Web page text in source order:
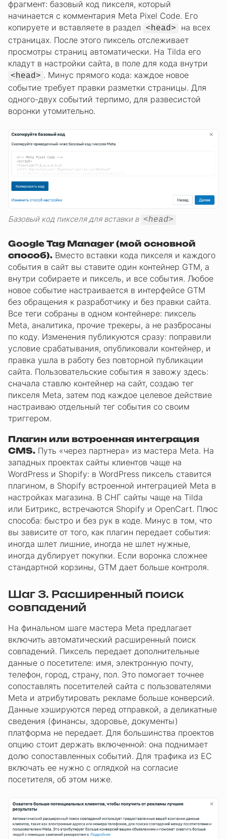
фрагмент: базовый код пикселя, который
начинается с комментария Meta Pixel Code. Его
копируете и вставляете в раздел
<head>
на всех
страницах. После этого пиксель отслеживает
просмотры страниц автоматически. На Tilda его
кладут в настройки сайта, в поле для кода внутри
<head> . Минус прямого кода: каждое новое
событие требует правки разметки страницы. Для
одного-двух событий терпимо, для развесистой
воронки утомительно.
Базовый код пикселя для вставки в <head>
Google Tag Manager (мой основной
способ). Вместо вставки кода пикселя и каждого
события в сайт вы ставите один контейнер GTM, а
внутри собираете и пиксель, и все события. Любое
новое событие настраивается в интерфейсе GTM
без обращения к разработчику и без правки сайта.
Все теги собраны в одном контейнере: пиксель
Meta, аналитика, прочие трекеры, а не разбросаны
по коду. Изменения публикуются сразу: поправили
условие срабатывания, опубликовали контейнер, и
правка ушла в работу без повторной публикации
сайта. Пользовательские события я завожу здесь:
сначала ставлю контейнер на сайт, создаю тег
пикселя Meta, затем под каждое целевое действие
настраиваю отдельный тег события со своим
триггером.
Плагин или встроенная интеграция
CMS. Путь «через партнера» из мастера Meta. На
западных проектах сайты клиентов чаще на
WordPress и Shopify: в WordPress пиксель ставится
плагином, в Shopify встроенной интеграцией Meta в
настройках магазина. В СНГ сайты чаще на Tilda
или Битрикс, встречаются Shopify и OpenCart. Плюс
способа: быстро и без рук в коде. Минус в том, что
вы зависите от того, как плагин передает события:
иногда шлет лишние, иногда не шлет нужные,
иногда дублирует покупки. Если воронка сложнее
стандартной корзины, GTM дает больше контроля.
Шаг 3. Расширенный поиск
совпадений
На финальном шаге мастера Meta предлагает
включить автоматический расширенный поиск
совпадений. Пиксель передает дополнительные
данные о посетителе: имя, электронную почту,
телефон, город, страну, пол. Это помогает точнее
сопоставлять посетителей сайта с пользователями
Meta и атрибутировать рекламе больше конверсий.
Данные хэшируются перед отправкой, а деликатные
сведения (финансы, здоровье, документы)
платформа не передает. Для большинства проектов
опцию стоит держать включенной: она поднимает
долю сопоставленных событий. Для трафика из ЕС
включать ее нужно с оглядкой на согласие
посетителя, об этом ниже.